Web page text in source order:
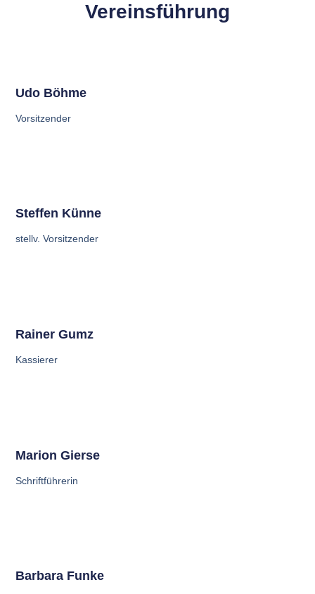
Vereinsführung
Udo Böhme
Vorsitzender
Steffen Künne
stellv. Vorsitzender
Rainer Gumz
Kassierer
Marion Gierse
Schriftführerin
Barbara Funke